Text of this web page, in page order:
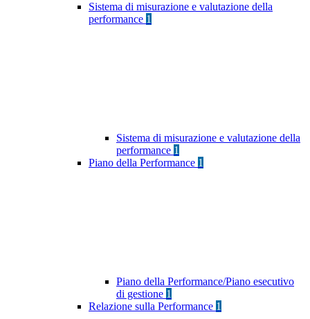
Sistema di misurazione e valutazione della
performance 1
Sistema di misurazione e valutazione della
performance 1
Piano della Performance 1
Piano della Performance/Piano esecutivo
di gestione 1
Relazione sulla Performance 1